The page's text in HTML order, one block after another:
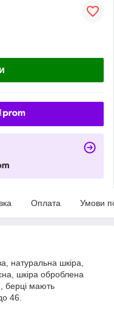
Оплата Умови
натуральна шкіра,
шкіра оброблена
берці мають
46.